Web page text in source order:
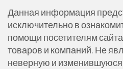
Данная информация
исключительно в
помощи посетителям
товаров и компаний. Не
неверную и